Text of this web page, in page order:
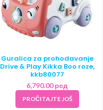
Guralica za prohodavanje
Drive & Play Kikka Boo roze,
kkb80077
6,790.00рсд
PROČITAJTE JOŠ